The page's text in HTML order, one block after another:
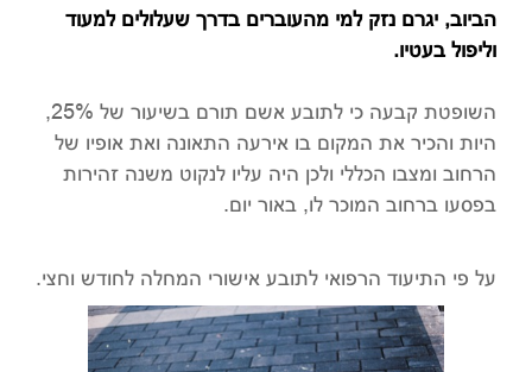
הביוב, יגרם נזק למי מהעוברים בדרך שעלולים למעוד
וליפול בעטיו.
השופטת קבעה כי לתובע אשם תורם בשיעור של 25%,
היות והכיר את המקום בו אירעה התאונה ואת אופיו של
הרחוב ומצבו הכללי ולכן היה עליו לנקוט משנה זהירות
בפסעו ברחוב המוכר לו, באור יום.
על פי התיעוד הרפואי לתובע אישורי המחלה לחודש וחצי.